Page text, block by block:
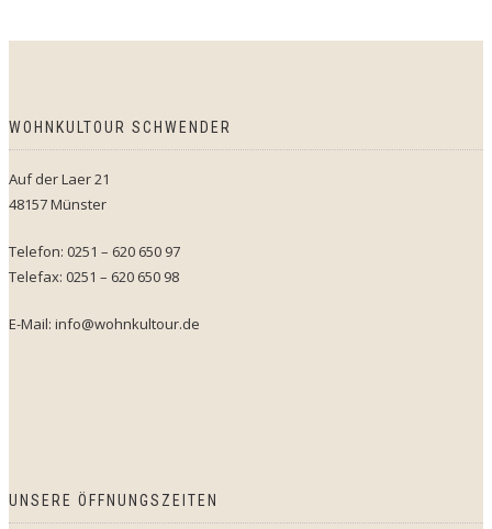
WOHNKULTOUR SCHWENDER
Auf der Laer 21
48157 Münster
Telefon: 0251 – 620 650 97
Telefax: 0251 – 620 650 98
E-Mail: info@wohnkultour.de
UNSERE ÖFFNUNGSZEITEN